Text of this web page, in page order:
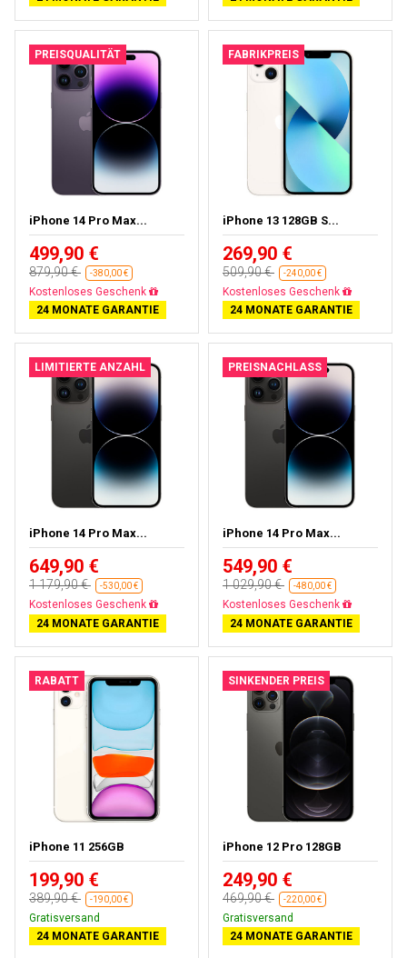
PREISQUALITÄT
iPhone 14 Pro Max...
499,90 €
879,90 € -380,00 €
Gratisversand
24 MONATE GARANTIE
FABRIKPREIS
iPhone 13 128GB S...
269,90 €
509,90 € -240,00 €
Gratisversand
24 MONATE GARANTIE
LIMITIERTE ANZAHL
iPhone 14 Pro Max...
649,90 €
1 179,90 € -530,00 €
Gratisversand
24 MONATE GARANTIE
PREISNACHLASS
iPhone 14 Pro Max...
549,90 €
1 029,90 € -480,00 €
Gratisversand
24 MONATE GARANTIE
RABATT
iPhone 11 256GB
199,90 €
389,90 € -190,00 €
Gratisversand
24 MONATE GARANTIE
SINKENDER PREIS
iPhone 12 Pro 128GB
249,90 €
469,90 € -220,00 €
Gratisversand
24 MONATE GARANTIE